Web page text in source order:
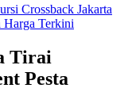
Crossback Jakarta
Harga Terkini
Tirai
Pesta